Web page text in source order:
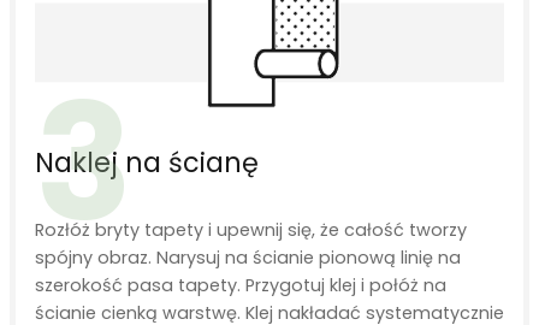
3
Naklej na ścianę
Rozłóż bryty tapety i upewnij się, że całość tworzy
spójny obraz. Narysuj na ścianie pionową linię na
szerokość pasa tapety. Przygotuj klej i połóż na
ścianie cienką warstwę. Klej nakładać systematycznie